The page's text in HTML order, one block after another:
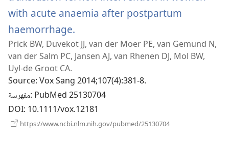
with acute anaemia after postpartum
haemorrhage.
نافذة
جديدة)
Prick BW, Duvekot JJ, van der Moer PE, van Gemund N,
van der Salm PC, Jansen AJ, van Rhenen DJ, Mol BW,
Uyl-de Groot CA.
Source‎: Vox Sang 2014;107(4):381-8.
مفهرسة‎: PubMed 25130704
DOI‎: 10.1111/vox.12181
https://www.ncbi.nlm.nih.gov/pubmed/25130704